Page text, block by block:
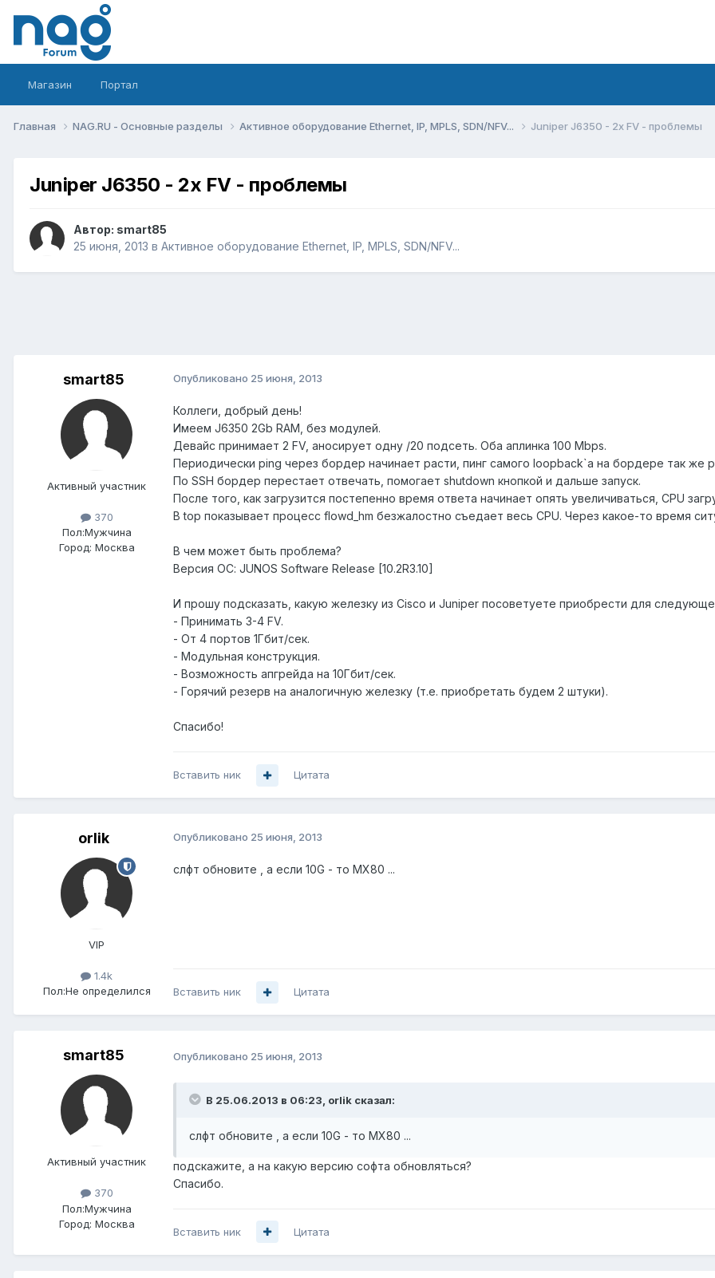
Магазин Портал
Главная NAG.RU - Основные разделы Активное оборудование Ethernet, IP, MPLS, SDN/NFV... Juniper J6350 - 2x FV - проблемы
Juniper J6350 - 2x FV - проблемы
Автор: smart85
25 июня, 2013 в Активное оборудование Ethernet, IP, MPLS, SDN/NFV...
smart85
Активный участник
370
Пол:Мужчина
Город: Москва
Опубликовано 25 июня, 2013
Коллеги, добрый день!
Имеем J6350 2Gb RAM, без модулей.
Девайс принимает 2 FV, аносирует одну /20 подсеть. Оба аплинка 100 Mbps.
Периодически ping через бордер начинает расти, пинг самого loopback`а на бордере так же
По SSH бордер перестает отвечать, помогает shutdown кнопкой и дальше запуск.
После того, как загрузится постепенно время ответа начинает опять увеличиваться, CPU
В top показывает процесс flowd_hm безжалостно съедает весь CPU. Через какое-то время
В чем может быть проблема?
Версия ОС: JUNOS Software Release [10.2R3.10]
И прошу подсказать, какую железку из Cisco и Juniper посоветуете приобрести для
- Принимать 3-4 FV.
- От 4 портов 1Гбит/сек.
- Модульная конструкция.
- Возможность апгрейда на 10Гбит/сек.
- Горячий резерв на аналогичную железку (т.е. приобретать будем 2 штуки).
Спасибо!
Вставить ник Цитата
orlik
VIP
1.4k
Пол:Не определился
Опубликовано 25 июня, 2013
слфт обновите , а если 10G - то MX80 ...
Вставить ник Цитата
smart85
Активный участник
370
Пол:Мужчина
Город: Москва
Опубликовано 25 июня, 2013
В 25.06.2013 в 06:23, orlik сказал:
слфт обновите , а если 10G - то MX80 ...
подскажите, а на какую версию софта обновляться?
Спасибо.
Вставить ник Цитата